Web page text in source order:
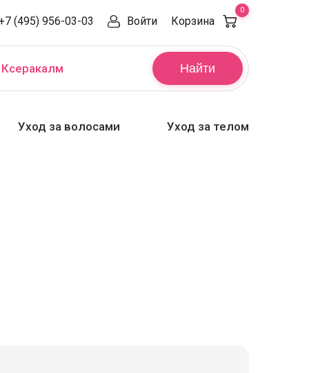
(495) 956-03-03 Войти Корзина
0
Найти
Ксеракалм
Уход за волосами Уход за телом